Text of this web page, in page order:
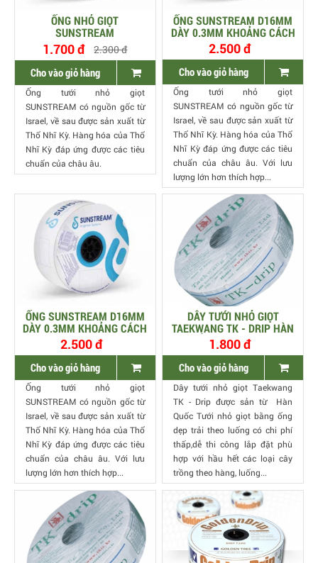
ỐNG NHỎ GIỌT
SUNSTREAM
1.700 đ
2.300 đ
Cho vào giỏ hàng
Ống tưới nhỏ giọt
SUNSTREAM có nguồn gốc từ
Israel, về sau được sản xuất từ
Thổ Nhĩ Kỳ. Hàng hóa của Thổ
Nhĩ Kỳ đáp ứng được các tiêu
chuẩn của châu âu.
ỐNG SUNSTREAM D16MM
DÀY 0.3MM KHOẢNG CÁCH
20CM LƯU LƯỢNG 1.6 LÍT
2.500 đ
Cho vào giỏ hàng
Ống tưới nhỏ giọt
SUNSTREAM có nguồn gốc từ
Israel, về sau được sản xuất từ
Thổ Nhĩ Kỳ. Hàng hóa của Thổ
Nhĩ Kỳ đáp ứng được các tiêu
chuẩn của châu âu. Với lưu
lượng lớn hơn thích hợp...
ỐNG SUNSTREAM D16MM
DÀY 0.3MM KHOẢNG CÁCH
20CM LƯU LƯỢNG 3.2 LÍT
2.500 đ
Cho vào giỏ hàng
Ống tưới nhỏ giọt
SUNSTREAM có nguồn gốc từ
Israel, về sau được sản xuất từ
Thổ Nhĩ Kỳ. Hàng hóa của Thổ
Nhĩ Kỳ đáp ứng được các tiêu
chuẩn của châu âu. Với lưu
lượng lớn hơn thích hợp...
DÂY TƯỚI NHỎ GIỌT
TAEKWANG TK - DRIP HÀN
QUỐC, CỠ 16MM, DÀY
0.2MM, KHOẢNG CÁCH
30CM
1.800 đ
Cho vào giỏ hàng
Dây tưới nhỏ giọt Taekwang
TK - Drip được sản từ Hàn
Quốc Tưới nhỏ giọt bằng ống
dẹp trải theo luống có chi phí
thấp,dễ thi công lắp đặt phù
hợp với hầu hết các loại cây
trồng theo hàng, luống...